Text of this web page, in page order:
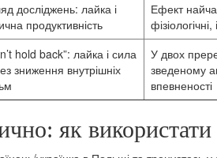
досліджень: лайка і
продуктивність
Ефект
hold back”: лайка і сила
зниження внутрішніх
У двох
зведеному
впевненості
як